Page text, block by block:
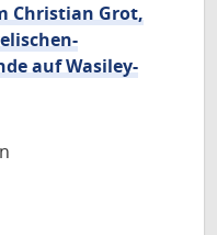
Christian Grot,
auf Wasiley-